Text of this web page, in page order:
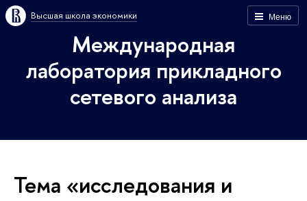
Меню
Высшая школа экономики
Международная
лаборатория прикладного
сетевого анализа
Тема «исследования и